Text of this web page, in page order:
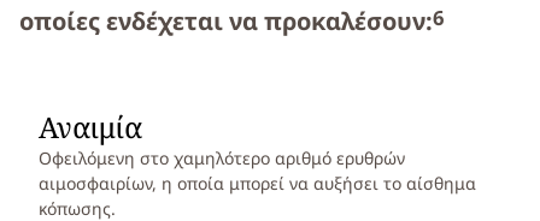
οποίες ενδέχεται να προκαλέσουν:6
Αναιμία
Οφειλόμενη στο χαμηλότερο αριθμό ερυθρών
αιμοσφαιρίων, η οποία μπορεί να αυξήσει το αίσθημα
κόπωσης.